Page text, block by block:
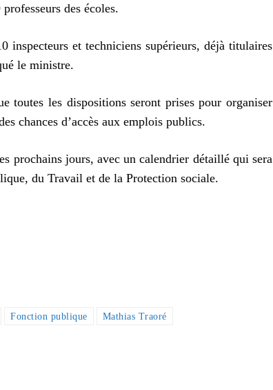
des écoles.
inspecteurs et techniciens supérieurs, déjà titulaires
le ministre.
toutes les dispositions seront prises pour organiser
chances d’accès aux emplois publics.
prochains jours, avec un calendrier détaillé qui sera
du Travail et de la Protection sociale.
Fonction publique
Mathias Traoré